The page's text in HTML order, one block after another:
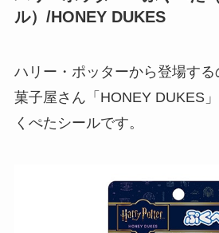
ル）/HONEY DUKES
ハリー・ポッターから登場す
菓子屋さん「HONEY DUKES
くぺたシールです。